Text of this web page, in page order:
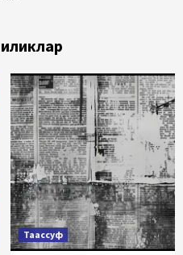
Таассуф